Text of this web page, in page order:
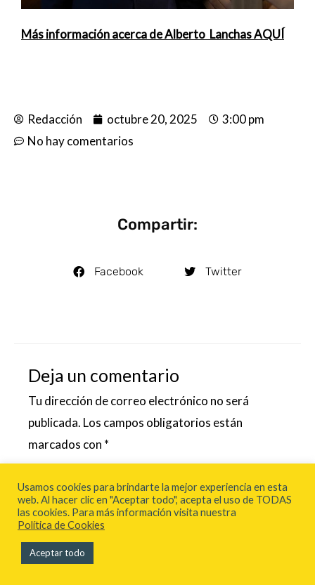
Más información acerca de Alberto Lanchas AQUÍ
Redacción octubre 20, 2025
3:00 pm
No hay comentarios
Compartir:
Facebook Twitter
Deja un comentario
Tu dirección de correo electrónico no será
publicada. Los campos obligatorios están
marcados con *
Escribe
aquí...
Usamos cookies para brindarte la mejor experiencia en esta
web. Al hacer clic en "Aceptar todo", acepta el uso de TODAS
las cookies. Para más información visita nuestra
Política de Cookies
Aceptar todo